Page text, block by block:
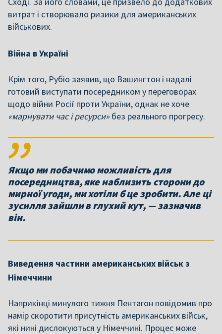
витрат і створювало ризики для американських
військових.
Війна в Україні
Крім того, Рубіо заявив, що Вашингтон і надалі
готовий виступати посередником у переговорах
щодо війни Росії проти України, однак не хоче
«марнувати час і ресурси» без реального прогресу.
Якщо ми побачимо можливість для
посередництва, яке наблизить сторони до
мирної угоди, ми хотіли б це зробити. Але ці
зусилля зайшли в глухий кут, — зазначив
він.
Виведення частини американських військ з
Німеччини
Наприкінці минулого тижня Пентагон повідомив про
намір скоротити присутність американських військ,
які нині дислокуються у Німеччині. Процес може